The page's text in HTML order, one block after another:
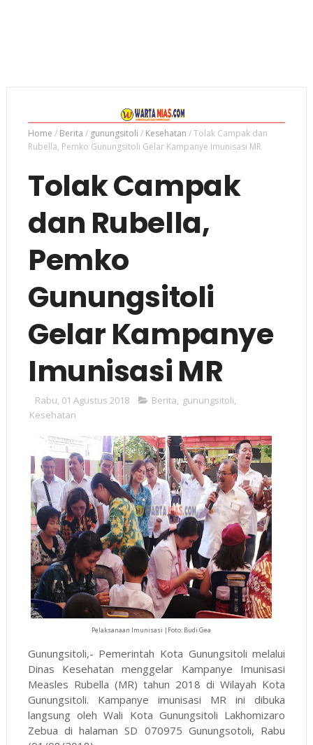
Home / Berita / gunungsitoli / Kesehatan /Tolak Campak dan
Rubella, Pemko Gunungsitoli Gelar Kampanye Imunisasi MR
Tolak Campak
dan Rubella,
Pemko
Gunungsitoli
Gelar Kampanye
Imunisasi MR
Rabu, 01 Agustus 2018 Berita, gunungsitoli,
Kesehatan
Pelaksanaan Imunisasi |Foto: Budi Gea
Gunungsitoli,- Pemerintah Kota Gunungsitoli melalui
Dinas Kesehatan menggelar Kampanye Imunisasi
Measles Rubella (MR) tahun 2018 di Wilayah Kota
Gunungsitoli. Kampanye imunisasi MR ini dibuka
langsung oleh Wali Kota Gunungsitoli Lakhomizaro
Zebua di halaman SD 070975 Gunungsotoli, Rabu